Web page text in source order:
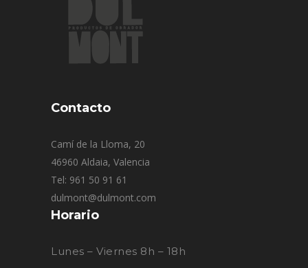
Contacto
Camí de la Lloma, 20
46960 Aldaia, Valencia
Tel: 961 50 91 61
dulmont@dulmont.com
Horario
Lunes – Viernes 8h – 18h